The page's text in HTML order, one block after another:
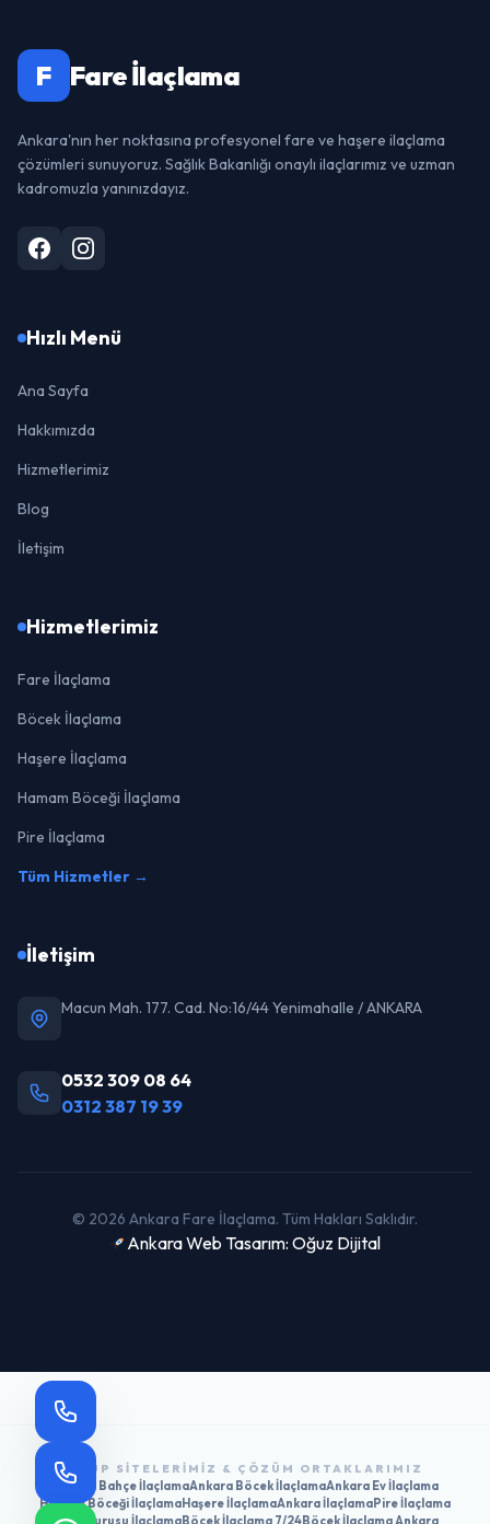
F Fare İlaçlama
Ankara'nın her noktasına profesyonel fare ve haşere ilaçlama
çözümleri sunuyoruz. Sağlık Bakanlığı onaylı ilaçlarımız ve uzman
kadromuzla yanınızdayız.
Hızlı Menü
Ana Sayfa
Hakkımızda
Hizmetlerimiz
Blog
İletişim
Hizmetlerimiz
Fare İlaçlama
Böcek İlaçlama
Haşere İlaçlama
Hamam Böceği İlaçlama
Pire İlaçlama
Tüm Hizmetler →
İletişim
Macun Mah. 177. Cad. No:16/44 Yenimahalle / ANKARA
0532 309 08 64
0312 387 19 39
© 2026 Ankara Fare İlaçlama. Tüm Hakları Saklıdır.
Ankara Web Tasarım: Oğuz Dijital
GRUP SITELERIMIZ & ÇÖZÜM ORTAKLARIMIZ
Ankara Bahçe İlaçlamaAnkara Böcek İlaçlamaAnkara Ev İlaçlama
Hamam Böceği İlaçlamaHaşere İlaçlamaAnkara İlaçlamaPire İlaçlama
Tahtakurusu İlaçlamaBöcek İlaçlama 7/24Böcek İlaçlama Ankara